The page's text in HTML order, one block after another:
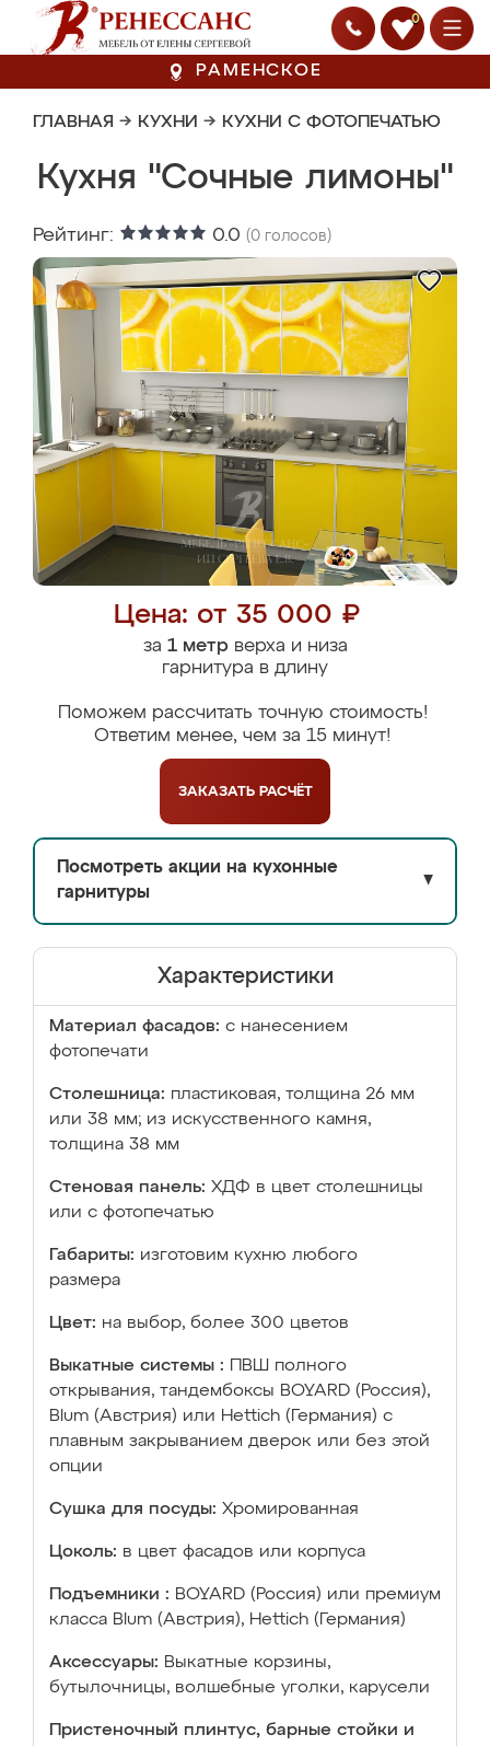
0
РАМЕНСКОЕ
ГЛАВНАЯ → КУХНИ → КУХНИ С ФОТОПЕЧАТЬЮ
Кухня "Сочные лимоны"
Рейтинг: 0.0 (0 голосов)
Цена: от 35 000 ₽
за 1 метрверха и низа
гарнитура в длину
Поможем рассчитать точную стоимость!
Ответим менее, чем за 15 минут!
ЗАКАЗАТЬ РАСЧЁТ
Посмотреть акции на кухонные
гарнитуры
▼
Характеристики
Материал фасадов: с нанесением
фотопечати
Столешница: пластиковая, толщина 26 мм
или 38 мм; из искусственного камня,
толщина 38 мм
Стеновая панель: ХДФ в цвет столешницы
или с фотопечатью
Габариты: изготовим кухню любого
размера
Цвет: на выбор, более 300 цветов
Выкатные системы :
ПВШ полного
открывания, тандембоксы BOYARD (Россия),
Blum (Австрия) или Hettich (Германия) с
плавным закрыванием дверок или без этой
опции
Сушка для посуды: Хромированная
Цоколь: в цвет фасадов или корпуса
Подъемники : BOYARD (Россия) или премиум
класса Blum (Австрия), Hettich (Германия)
Аксессуары: Выкатные корзины,
бутылочницы, волшебные уголки, карусели
Пристеночный плинтус, барные стойки и